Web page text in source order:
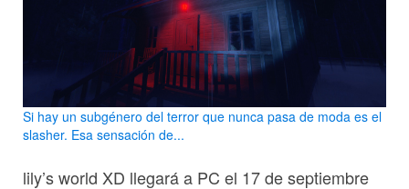
Si hay un subgénero del terror que nunca pasa de moda es el
slasher. Esa sensación de...
lily’s world XD llegará a PC el 17 de septiembre